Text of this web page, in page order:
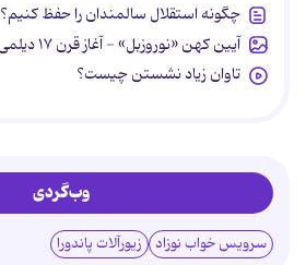
چگونه استقلال سالمندان را حفظ کنیم؟
آیین کهن «نوروزبل» - آغاز قرن ۱۷ دیلمی
تاوان زیاد نشستن چیست؟
وب‌گردی
سرویس خواب نوزاد زیورآلات پاندورا